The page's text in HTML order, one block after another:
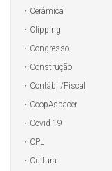
Cerâmica
Clipping
Congresso
Construção
Contábil/Fiscal
CoopAspacer
Covid-19
CPL
Cultura